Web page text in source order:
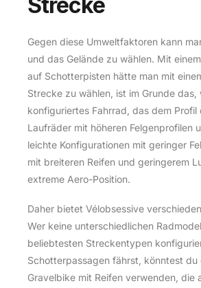
Strecke
Gegen diese Umweltfaktoren kann
und das Gelände zu wählen. Mit
auf Schotterpisten hätte man mit
Strecke zu wählen, ist im Grunde
konfiguriertes Fahrrad, das dem
Laufräder mit höheren
leichte Konfigurationen mit geringer
mit breiteren Reifen und geringerem
extreme Aero-Position.
Daher bietet Vélobsessive
Wer keine unterschiedlichen
beliebtesten Streckentypen
Schotterpassagen fährst, könntest
Gravelbike mit Reifen verwenden, die